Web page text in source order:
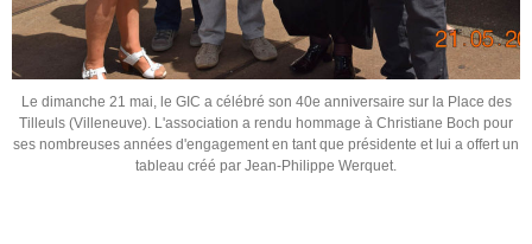
Le dimanche 21 mai, le GIC a célébré son 40e anniversaire sur la Place des
Tilleuls (Villeneuve). L'association a rendu hommage à Christiane Boch pour
ses nombreuses années d'engagement en tant que présidente et lui a offert un
tableau créé par Jean-Philippe Werquet.